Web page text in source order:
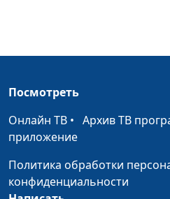
человека
Удовольствие и
христианство
Что значит богатый
Посмотреть
Онлайн ТВ • Архив ТВ
приложение
Политика обработки
конфиденциальности